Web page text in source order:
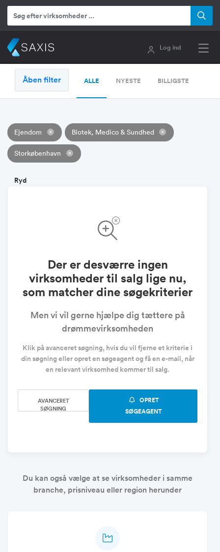
Log ind
Åben filter ALLE NYESTE BILLIGSTE
Ejendom Biotek, Medico & Sundhed
Storkøbenhavn
Ryd
Der er desværre ingen
virksomheder til salg lige nu,
som matcher dine søgekriterier
Men vi vil gerne hjælpe dig tættere på
drømmevirksomheden
Klik på avanceret søgning, hvis du vil fjerne et kriterie i
din søgning eller opret en søgeagent og få en e-mail, når
en relevant virksomhed kommer til salg.
AVANCERET
SØGNING
OPRET
SØGEAGENT
Du kan også vælge at se virksomheder i samme
branche, prisniveau eller region herunder